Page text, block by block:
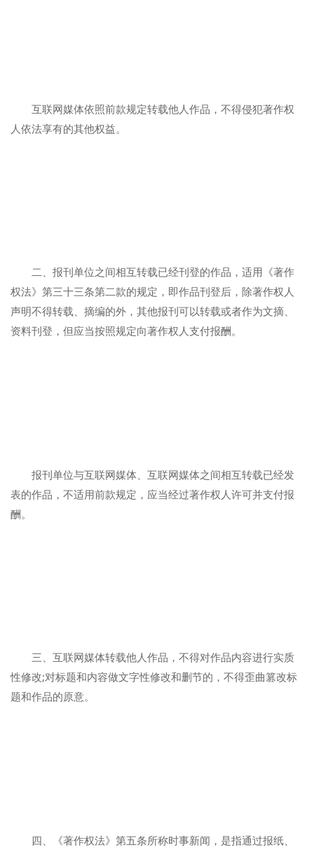
互联网媒体依照前款规定转载他人作品，不得侵犯著作权
人依法享有的其他权益。
二、报刊单位之间相互转载已经刊登的作品，适用《著作
权法》第三十三条第二款的规定，即作品刊登后，除著作权人
声明不得转载、摘编的外，其他报刊可以转载或者作为文摘、
资料刊登，但应当按照规定向著作权人支付报酬。
报刊单位与互联网媒体、互联网媒体之间相互转载已经发
表的作品，不适用前款规定，应当经过著作权人许可并支付报
酬。
三、互联网媒体转载他人作品，不得对作品内容进行实质
性修改;对标题和内容做文字性修改和删节的，不得歪曲篡改标
题和作品的原意。
四、《著作权法》第五条所称时事新闻，是指通过报纸、